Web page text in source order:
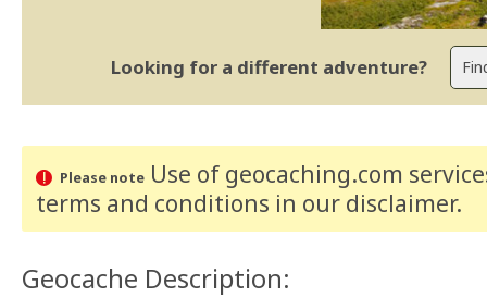
Looking for a different adventure?
Please noteUse of geocaching.com
terms and conditions in our disclaimer.
Geocache Description: